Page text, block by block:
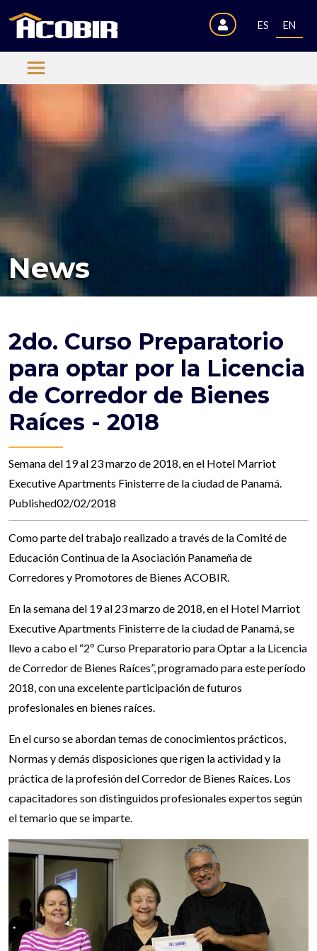
ES EN
News
2do. Curso Preparatorio
para optar por la Licencia
de Corredor de Bienes
Raíces - 2018
Semana del 19 al 23 marzo de 2018, en el Hotel Marriot
Executive Apartments Finisterre de la ciudad de Panamá.
Published02/02/2018
Como parte del trabajo realizado a través de la Comité de
Educación Continua de la Asociación Panameña de
Corredores y Promotores de Bienes ACOBIR.
En la semana del 19 al 23 marzo de 2018, en el Hotel Marriot
Executive Apartments Finisterre de la ciudad de Panamá, se
llevo a cabo el “2º Curso Preparatorio para Optar a la Licencia
de Corredor de Bienes Raíces”, programado para este período
2018, con una excelente participación de futuros
profesionales en bienes raíces.
En el curso se abordan temas de conocimientos prácticos,
Normas y demás disposiciones que rigen la actividad y la
práctica de la profesión del Corredor de Bienes Raíces. Los
capacitadores son distinguidos profesionales expertos según
el temario que se imparte.